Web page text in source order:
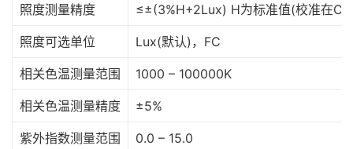
照度测量精度 ≤±(3%H+2Lux) H为标准值(校准在
照度可选单位 Lux(默认)，FC
相关色温测量范围 1000 – 100000K
相关色温测量精度 ±5%
紫外指数测量范围 0.0 – 15.0